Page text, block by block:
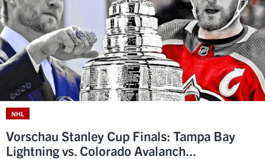
NHL
Vorschau Stanley Cup Finals: Tampa Bay
Lightning vs. Colorado Avalanch...